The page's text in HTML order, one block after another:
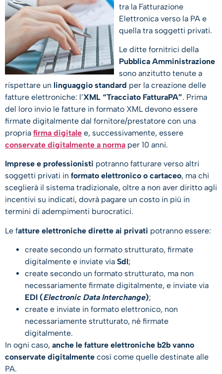
tra la Fatturazione
Elettronica verso la PA e
quella tra soggetti privati.
Le ditte fornitrici della
Pubblica Amministrazione
sono anzitutto tenute a
rispettare un linguaggio standard per la creazione delle
fatture elettroniche: l’XML “Tracciato FatturaPA”. Prima
del loro invio le fatture in formato XML devono essere
firmate digitalmente dal fornitore/prestatore con una
propria firma digitale e, successivamente, essere
conservate digitalmente a norma per 10 anni.
Imprese e professionisti potranno fatturare verso altri
soggetti privati in formato elettronico o cartaceo, ma chi
sceglierà il sistema tradizionale, oltre a non aver diritto agli
incentivi su indicati, dovrà pagare un costo in più in
termini di adempimenti burocratici.
Le fatture elettroniche dirette ai privati potranno essere:
create secondo un formato strutturato, firmate
digitalmente e inviate via SdI;
create secondo un formato strutturato, ma non
necessariamente firmate digitalmente, e inviate via
EDI (Electronic Data Interchange);
create e inviate in formato elettronico, non
necessariamente strutturato, né firmate
digitalmente.
In ogni caso, anche le fatture elettroniche b2b vanno
conservate digitalmente così come quelle destinate alle
PA.